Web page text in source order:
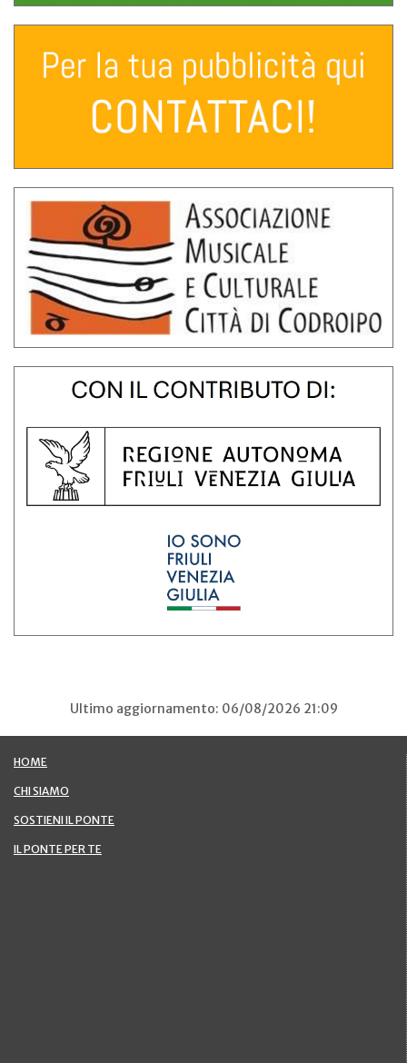
Ultimo aggiornamento: 06/08/2026 21:09
HOME
CHI SIAMO
SOSTIENI IL PONTE
IL PONTE PER TE